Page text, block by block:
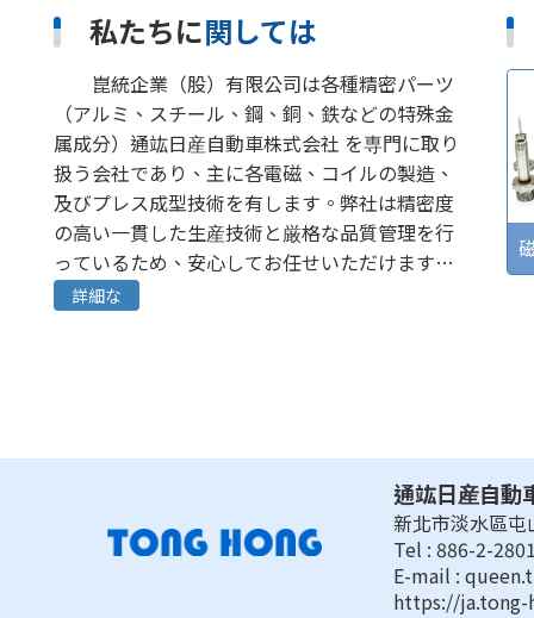
私たちに関しては
崑統企業（股）有限公司は各種精密パーツ
（アルミ、スチール、鋼、銅、鉄などの特殊金
属成分）通竑日産自動車株式会社 を専門に取り
扱う会社であり、主に各電磁、コイルの製造、
及びプレス成型技術を有します。弊社は精密度
の高い一貫した生産技術と厳格な品質管理を行
っているため、安心してお任せいただけます。
30年以上の専門技術及び経験を有し、空・油圧
す。お客様との設計図及びサンプルの共同開発
においては、心のこもったサービスと合理的な
価格で、お客様の満足できる商品を製造させて
いただきます。「効率の向上、品質の追求」が
詳細な
スライデ
OEM/ODM 電磁弁
通竑日産自動
新北市淡水區
Tel : 886-2-
E-mail :
https://ja.tong-